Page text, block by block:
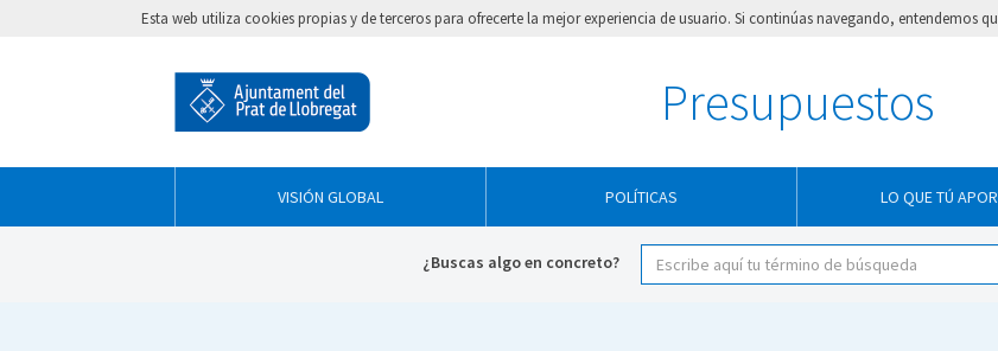
Esta web utiliza cookies propias y de terceros para ofrecerte la mejor experiencia de usuario. Si continúas navegando, entendemos
Presupuestos
VISIÓN GLOBAL POLÍTICAS LO QUE TÚ
¿Buscas algo en concreto?